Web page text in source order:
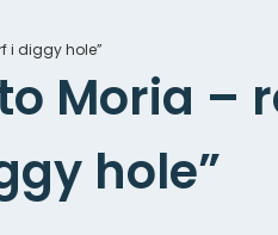
i diggy hole”
Moria –
hole”